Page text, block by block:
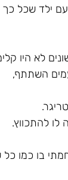
עם ילד שכל
לא היו
השתתף,
להתכווץ.
בו כמו